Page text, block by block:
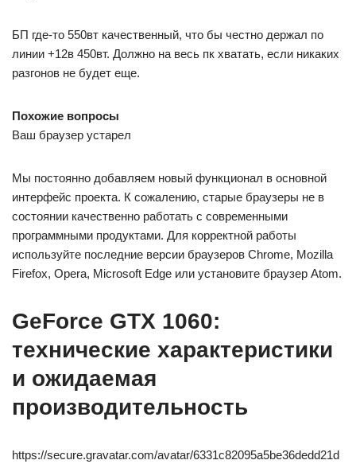
БП где-то 550вт качественный, что бы честно держал по
линии +12в 450вт. Должно на весь пк хватать, если никаких
разгонов не будет еще.
Похожие вопросы
Ваш браузер устарел
Мы постоянно добавляем новый функционал в основной
интерфейс проекта. К сожалению, старые браузеры не в
состоянии качественно работать с современными
программными продуктами. Для корректной работы
используйте последние версии браузеров Chrome, Mozilla
Firefox, Opera, Microsoft Edge или установите браузер Atom.
GeForce GTX 1060:
технические характеристики
и ожидаемая
производительность
https://secure.gravatar.com/avatar/6331c82095a5be36dedd21d